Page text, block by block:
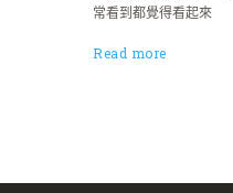
常看到都覺得看起來
Read more